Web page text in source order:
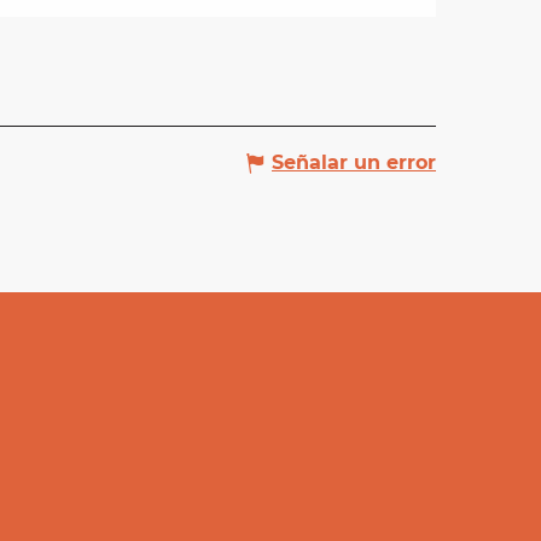
Señalar un error